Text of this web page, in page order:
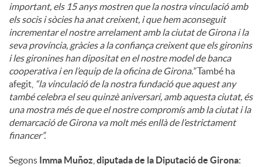
important, els 15 anys mostren que la nostra vinculació amb
els socis i sòcies ha anat creixent, i que hem aconseguit
incrementar el nostre arrelament amb la ciutat de Girona i la
seva província, gràcies a la confiança creixent que els gironins
i les gironines han dipositat en el nostre model de banca
cooperativa i en l’equip de la oficina de Girona.”També ha
afegit, “la vinculació de la nostra fundació que aquest any
també celebra el seu quinzè aniversari, amb aquesta ciutat, és
una mostra més de que el nostre compromís amb la ciutat i la
demarcació de Girona va molt més enllà de l’estrictament
financer”.
Segons Imma Muñoz diputada de la Diputació de Girona: